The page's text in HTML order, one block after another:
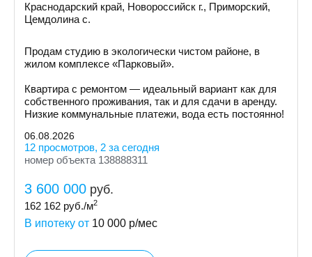
Краснодарский край, Новороссийск г., Приморский,
Цемдолина с.
Продам студию в экологически чистом районе, в
жилом комплексе «Парковый».
Квартира с ремонтом — идеальный вариант как для
собственного проживания, так и для сдачи в аренду.
Низкие коммунальные платежи, вода есть постоянно!
06.08.2026
12 просмотров, 2 за сегодня
номер объекта 138888311
3 600 000 руб.
162 162 руб./м2
В ипотеку от 10 000 р/мес